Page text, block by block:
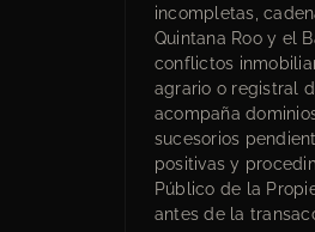
incompletas,
Quintana Roo y el
conflictos
agrario o registral
acompaña
sucesorios
positivas y
Público de la
antes de la